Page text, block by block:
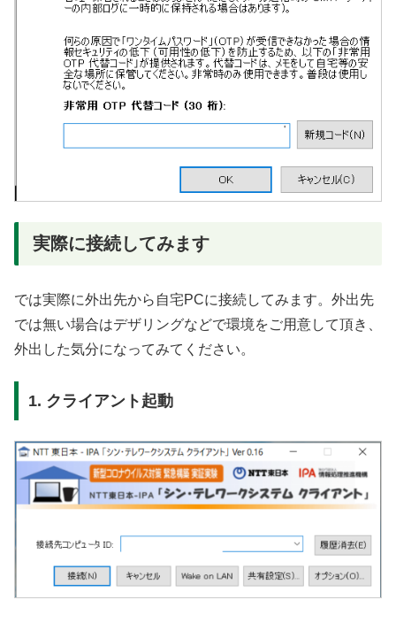
実際に接続してみます
では実際に外出先から自宅PCに接続してみます。外出先
では無い場合はデザリングなどで環境をご用意して頂き、
外出した気分になってみてください。
1. クライアント起動